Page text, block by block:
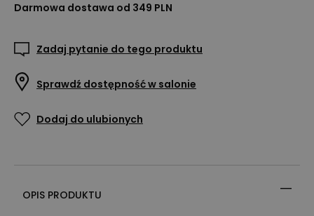
Darmowa dostawa od 349 PLN
Zadaj pytanie do tego produktu
Sprawdź dostępność w salonie
Dodaj do ulubionych
OPIS PRODUKTU